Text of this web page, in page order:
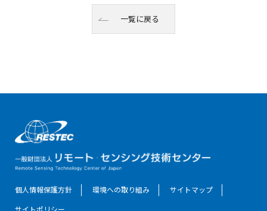
一覧に戻る
個人情報保護方針 環境への取り組み
サイトマップ